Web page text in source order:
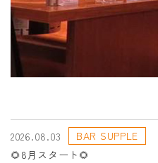
2026.08.03
BAR SUPPLE
🌻8月スタート🌻